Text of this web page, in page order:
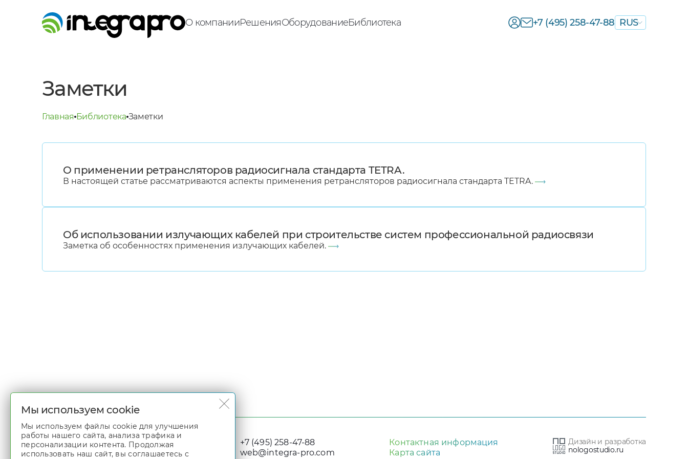
О компанииРешенияОборудованиеБиблиотека +7 (495) 258-47-88 RUS
Заметки
Главная Библиотека Заметки
О применении ретрансляторов радиосигнала стандарта TETRA.
В настоящей статье рассматриваются аспекты применения ретрансляторов радиосигнала стандарта TETRA.
Об использовании излучающих кабелей при строительстве систем профессиональной радиосвязи
Заметка об особенностях применения излучающих кабелей.
+7 (495) 258-47-88
web@integra-pro.com
Контактная информация
Карта сайта
Дизайн и разработка
nologostudio.ru
Мы используем cookie
Мы используем файлы cookie для улучшения
работы нашего сайта, анализа трафика и
персонализации контента. Продолжая
использовать наш сайт, вы соглашаетесь с